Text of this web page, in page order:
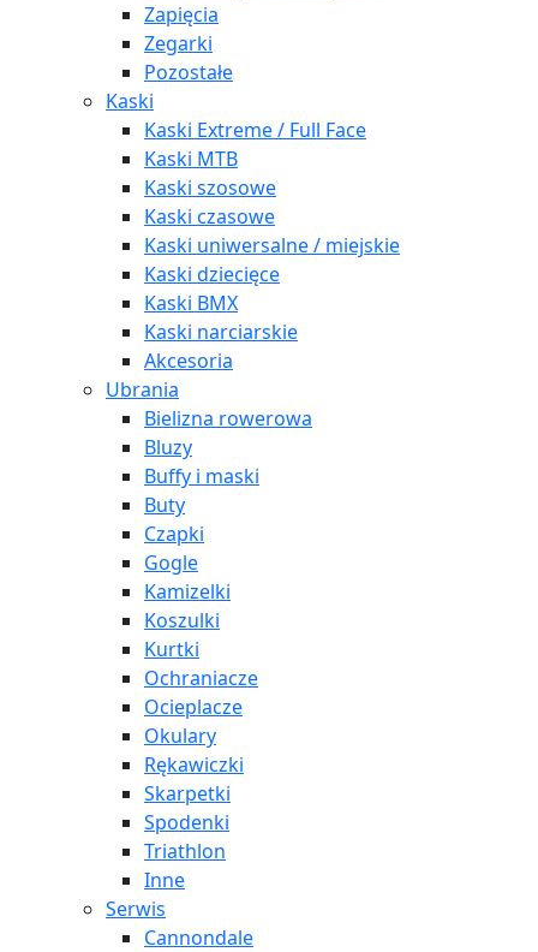
Zapięcia
Zegarki
Pozostałe
Kaski
Kaski Extreme / Full Face
Kaski MTB
Kaski szosowe
Kaski czasowe
Kaski uniwersalne / miejskie
Kaski dziecięce
Kaski BMX
Kaski narciarskie
Akcesoria
Ubrania
Bielizna rowerowa
Bluzy
Buffy i maski
Buty
Czapki
Gogle
Kamizelki
Koszulki
Kurtki
Ochraniacze
Ocieplacze
Okulary
Rękawiczki
Skarpetki
Spodenki
Triathlon
Inne
Serwis
Cannondale